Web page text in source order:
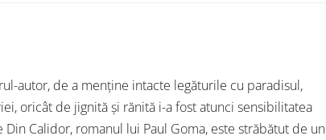
autor, de a menține intacte legăturile cu paradisul,
oricât de jignită și rănită i-a fost atunci sensibilitatea
Calidor, romanul lui Paul Goma, este străbătut de un